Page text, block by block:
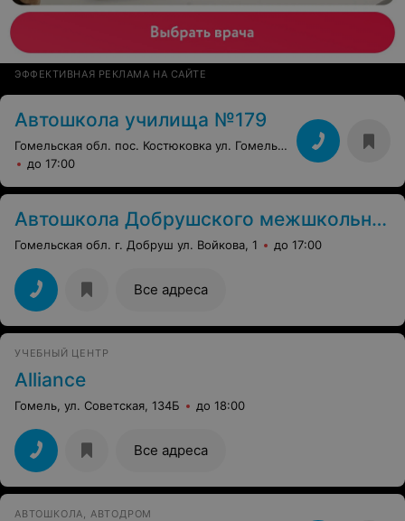
ЭФФЕКТИВНАЯ РЕКЛАМА НА САЙТЕ
Автошкола училища №179
Гомельская обл. пос. Костюковка ул. Гомельская, 115
до 17:00
Автошкола Добрушского межшкольного учебно-производственного комбината
Гомельская обл. г. Добруш ул. Войкова, 1 до 17:00
Все адреса
УЧЕБНЫЙ ЦЕНТР
Alliance
Гомель, ул. Советская, 134Б до 18:00
Все адреса
АВТОШКОЛА, АВТОДРОМ